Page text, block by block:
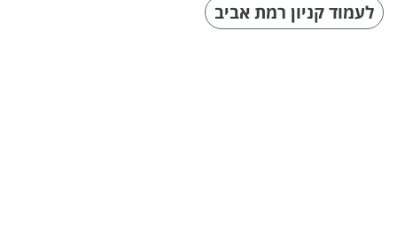
לעמוד קניון רמת אביב